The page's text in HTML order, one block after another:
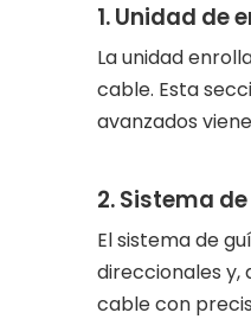
1. Unidad de
La unidad
cable. Esta
avanzados
2. Sistema
El sistema de
direccionales y,
cable con